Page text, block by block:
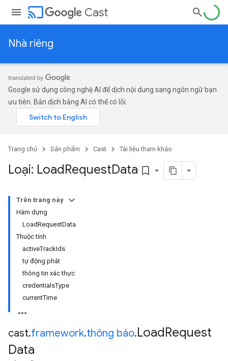
cast Cast
Nhà riêng
Google sử dụng công nghệ AI để dịch nội dung sang ngôn ngữ bạn
ưu tiên. Bản dịch bằng AI có thể có lỗi.
Trang chủ Sản phẩm Cast Tài liệu tham khảo
Loại: LoadRequestData bookmark_border
Trên trang này
Hàm dựng
LoadRequestData
Thuộc tính
activeTrackIds
tự động phát
thông tin xác thực
credentialsType
currentTime
cast.framework.thông báo.LoadRequest
Data